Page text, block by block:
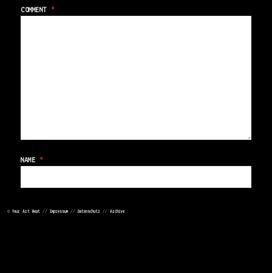
COMMENT*
NAME *
EMAIL*
© Your Art Beat // Impressum // Datenschutz // Archive